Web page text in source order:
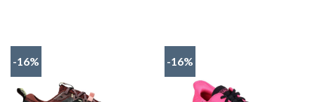
-16% -16%